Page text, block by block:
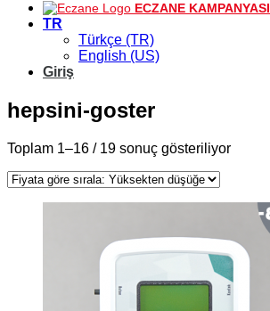
ECZANE KAMPANYASI
TR
Türkçe (TR)
English (US)
Giriş
hepsini-goster
Toplam 1–16 / 19 sonuç gösteriliyor